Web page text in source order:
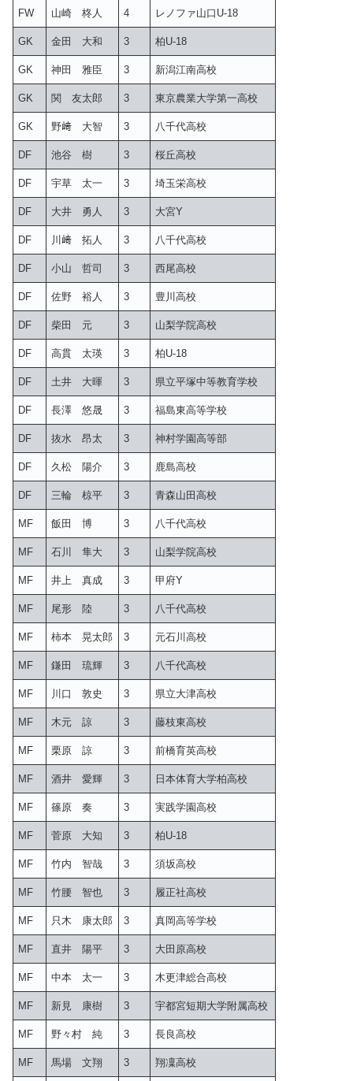
FW 山崎 柊人 4 レノファ山口U-18
GK 金田 大和 3 柏U-18
GK 神田 雅臣 3 新潟江南高校
GK 関 友太郎 3 東京農業大学第一高校
GK 野﨑 大智 3 八千代高校
DF 池谷 樹 3 桜丘高校
DF 宇草 太一 3 埼玉栄高校
DF 大井 勇人 3 大宮Y
DF 川﨑 拓人 3 八千代高校
DF 小山 哲司 3 西尾高校
DF 佐野 裕人 3 豊川高校
DF 柴田 元 3 山梨学院高校
DF 高貫 太瑛 3 柏U-18
DF 土井 大暉 3 県立平塚中等教育学校
DF 長澤 悠晟 3 福島東高等学校
DF 抜水 昂太 3 神村学園高等部
DF 久松 陽介 3 鹿島高校
DF 三輪 椋平 3 青森山田高校
MF 飯田 博 3 八千代高校
MF 石川 隼大 3 山梨学院高校
MF 井上 真成 3 甲府Y
MF 尾形 陸 3 八千代高校
MF 柿本 晃太郎 3 元石川高校
MF 鎌田 琉輝 3 八千代高校
MF 川口 敦史 3 県立大津高校
MF 木元 諒 3 藤枝東高校
MF 栗原 諒 3 前橋育英高校
MF 酒井 愛輝 3 日本体育大学柏高校
MF 篠原 奏 3 実践学園高校
MF 菅原 大知 3 柏U-18
MF 竹内 智哉 3 須坂高校
MF 竹腰 智也 3 履正社高校
MF 只木 康太郎 3 真岡高等学校
MF 直井 陽平 3 大田原高校
MF 中本 太一 3 木更津総合高校
MF 新見 康樹 3 宇都宮短期大学附属高校
MF 野々村 純 3 長良高校
MF 馬場 文翔 3 翔凜高校